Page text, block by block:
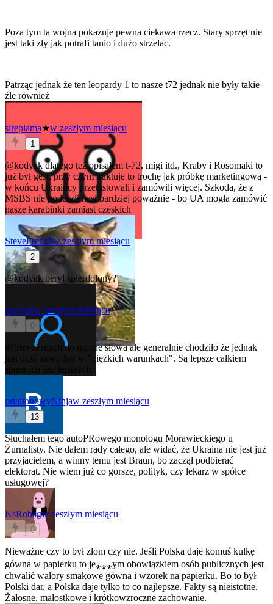
Poza tym ta wojna pokazuje pewna ciekawa rzecz. Stary sprzęt nie
jest taki zły jak potrafi tanio i dużo strzelac.
Patrząc jednak że ten leopardy 1 to nasze t72 jednak nie były takie
źle również
sireplama★w zeszłym miesiącu
1
@kodyakdlatego też opisałem t-72, migi itd., Kraby i Rosomaki to
już był gest, przy czym traktuje to trochę jak próbkę marketingową -
w końcu Ukraińcy przetestowali i zamówili więcej. Szkoda, że z
MSBS nie podeszli nasi bardziej poważnie - bo UA mogła zamówić
nasze karabinki zamiast czeskich
SteveFrenchw zeszłym miesiącu
2
@kodyakberyl spierdolony?
kodyakw zeszłym miesiącu
0
@SteveFrench
no mocne słowa ale generalnie chodziło że jednak
jest dość zawodny w "ciężkich warunkach". Są lepsze całkiem
ortalionowyNinjaw zeszłym miesiącu
13
Słuchałem tego autoPRowego monologu Morawieckiego u
Żurnalisty. Nie dałem rady całego, ale widać, że Ukraina nie jest już
przyjacielem, a winny temu jest Braun, bo zaczął podbierać
elektorat. Nie wiem już co gorsze, polityk, czy lekarz w spółce
usługowej?
KsRobagw zeszłym miesiącu
0
Nieważne czy to był złom czy nie. Jeśli Polska daje komuś kulkę
gówna w papierku to je⁎⁎⁎ym obowiązkiem osób publicznych jest
chwalić walory smakowe gówna i wzorek na papierku. Bo to był
Polski dar, a Polska daje tylko to co najlepsze. Fakty są nieistotne.
Żałosne, małostkowe i krótkowzroczne zachowanie.